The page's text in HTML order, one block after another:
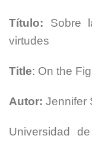
Título: Sobre
virtudes
Title: On the
Autor: Jennifer
Universidad